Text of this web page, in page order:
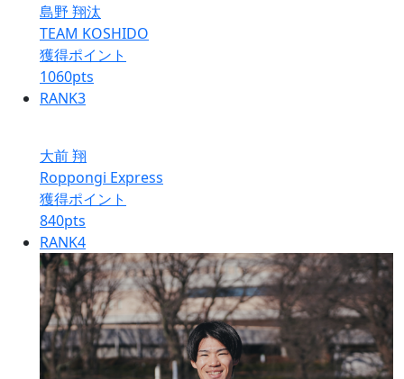
島野 翔汰
TEAM KOSHIDO
獲得ポイント
1060pts
RANK3
大前 翔
Roppongi Express
獲得ポイント
840pts
RANK4